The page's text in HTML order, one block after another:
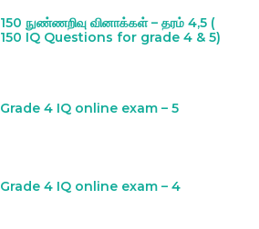
150 நுண்ணறிவு வினாக்கள் – தரம் 4,5 (
150 IQ Questions for grade 4 & 5)
Grade 4 IQ online exam – 5
Grade 4 IQ online exam – 4